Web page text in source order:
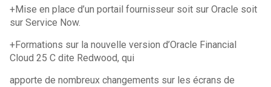
+Mise en place d’un portail fournisseur soit sur Oracle soit
sur Service Now.
+Formations sur la nouvelle version d’Oracle Financial
Cloud 25 C dite Redwood, qui
apporte de nombreux changements sur les écrans de